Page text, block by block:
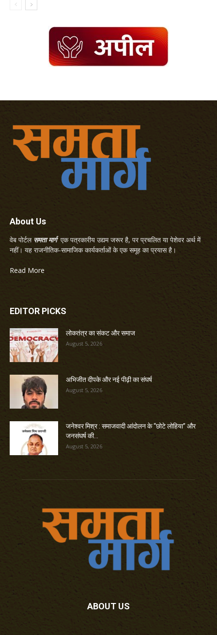
About Us
वेब पोर्टल समता मार्गएक पत्रकारीय उद्यम जरूर है, पर प्रचलित या पेशेवर अर्थ में
नहीं। यह राजनीतिक-सामाजिक कार्यकर्ताओं के एक समूह का प्रयास है।
Read More
EDITOR PICKS
लोकतंत्र का संकट और समाज
August 5, 2026
अभिजीत दीपके और नई पीढ़ी का संघर्ष
August 5, 2026
जनेश्वर मिश्र : समाजवादी आंदोलन के “छोटे लोहिया” और
जनसंघर्ष की...
August 5, 2026
ABOUT US